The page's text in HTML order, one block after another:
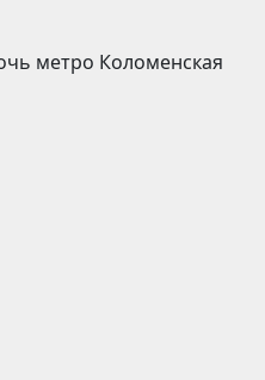
метро Коломенская